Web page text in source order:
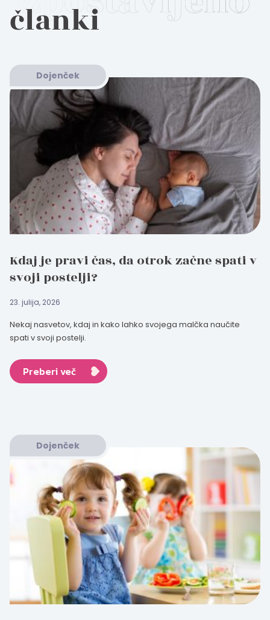
članki
Dojenček
Kdaj je pravi čas, da otrok začne spati v
svoji postelji?
23. julija, 2026
Nekaj nasvetov, kdaj in kako lahko svojega malčka naučite
spati v svoji postelji.
Preberi več
Dojenček